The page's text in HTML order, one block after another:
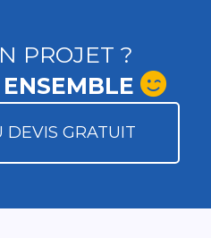
PROJET ?
GRATUIT